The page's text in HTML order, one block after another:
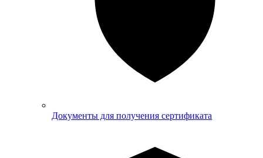
Документы для получения сертификата